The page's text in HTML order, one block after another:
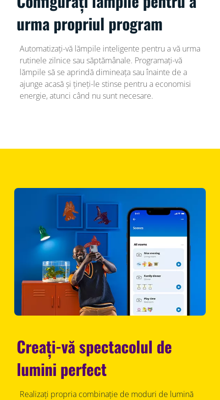
urma propriul program
Automatizați-vă lămpile inteligente pentru a vă urma
rutinele zilnice sau săptămânale. Programați-vă
lămpile să se aprindă dimineața sau înainte de a
ajunge acasă și țineți-le stinse pentru a economisi
energie, atunci când nu sunt necesare.
Creați-vă spectacolul de
lumini perfect
Realizați propria combinație de moduri de lumină